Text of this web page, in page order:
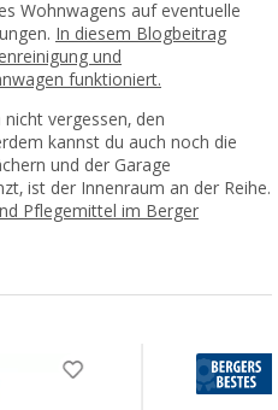
Wohnwagens auf eventuelle
In diesem Blogbeitrag
und
funktioniert.
vergessen, den
kannst du auch noch die
und der Garage
ist der Innenraum an der Reihe.
Pflegemittel im Berger